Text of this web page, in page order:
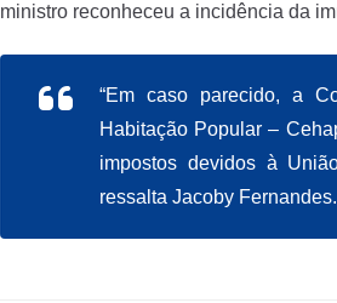
ministro reconheceu a incidência da
“Em caso parecido, a
Habitação Popular –
impostos devidos à
ressalta Jacoby Fernandes.